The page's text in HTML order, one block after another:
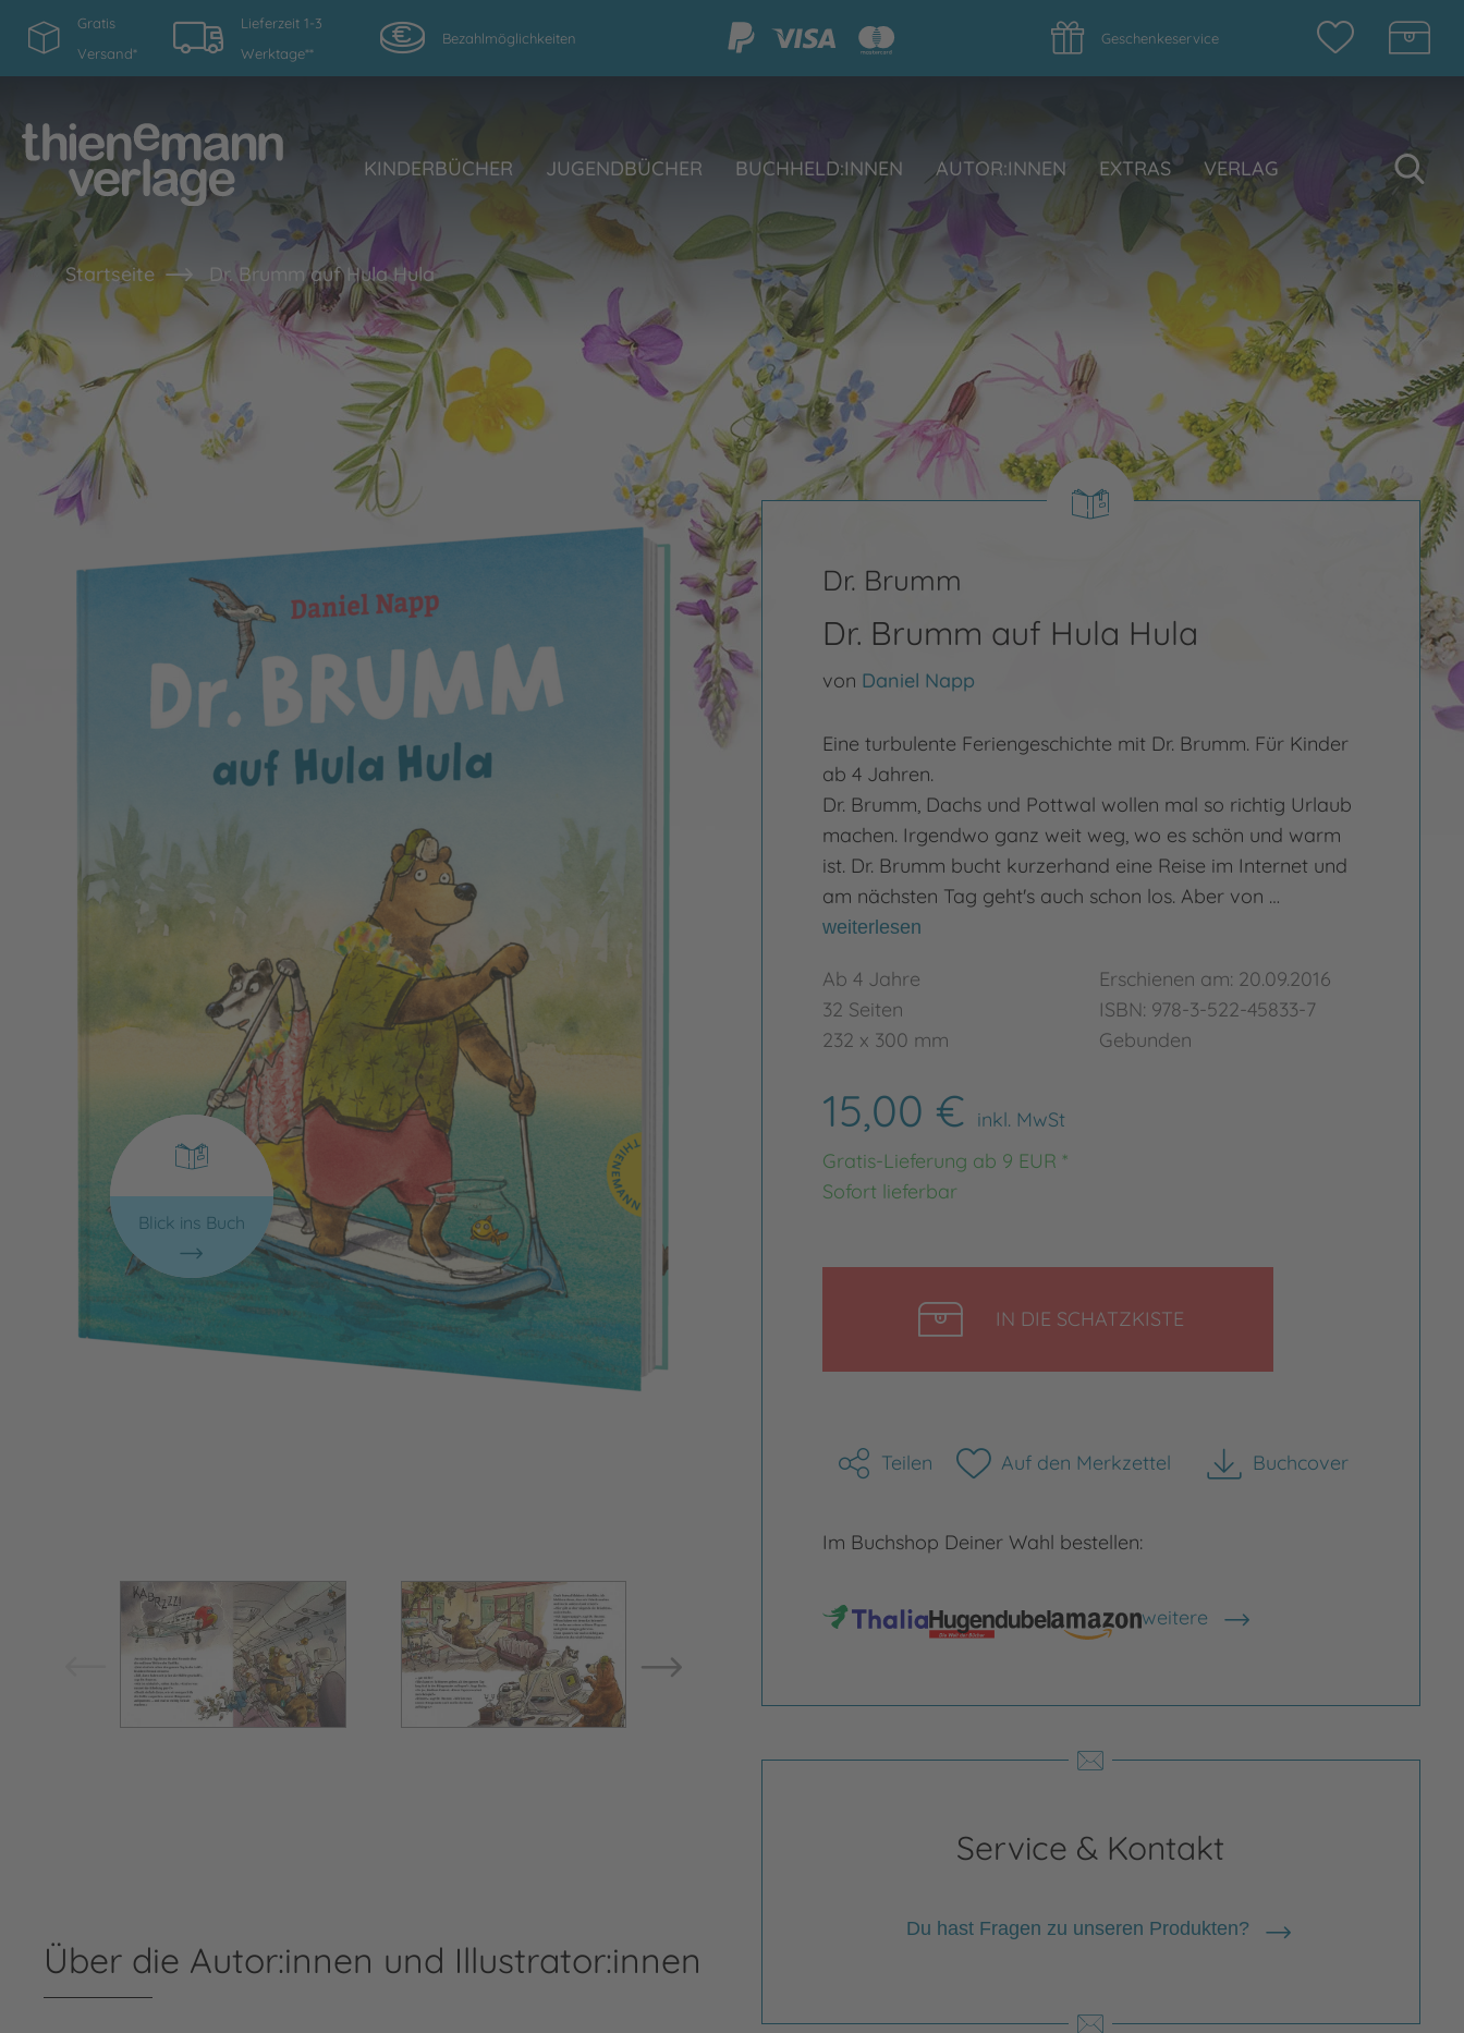
Gratis
Versand*
Lieferzeit 1-3
Werktage**
Bezahlmöglichkeiten Geschenkeservice
KINDERBÜCHER JUGENDBÜCHER BUCHHELD:INNEN AUTOR:INNEN EXTRAS VERLAG
Startseite Dr. Brumm auf Hula Hula
Blick ins Buch
Bild vergrößern
Dr. Brumm
Dr. Brumm auf Hula Hula
von Daniel Napp
Eine turbulente Feriengeschichte mit Dr. Brumm. Für Kinder
ab 4 Jahren.
Dr. Brumm, Dachs und Pottwal wollen mal so richtig Urlaub
machen. Irgendwo ganz weit weg, wo es schön und warm
ist. Dr. Brumm bucht kurzerhand eine Reise im Internet und
am nächsten Tag geht's auch schon los. Aber von …
weiterlesen
Ab 4 Jahre
32 Seiten
232 x 300 mm
Erschienen am: 20.09.2016
ISBN: 978-3-522-45833-7
Gebunden
15,00 € inkl. MwSt
Gratis-Lieferung ab 9 EUR *
Sofort lieferbar
IN DIE SCHATZKISTE
Teilen Auf den Merkzettel Buchcover
herunterladen
Im Buchshop Deiner Wahl bestellen:
weitere
Shops anzeigen
Service & Kontakt
Du hast Fragen zu unseren Produkten?
Über die Autor:innen und Illustrator:innen